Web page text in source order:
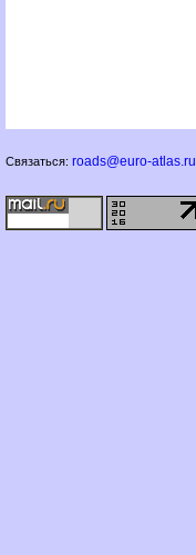
Связаться: roads@euro-atlas.ru